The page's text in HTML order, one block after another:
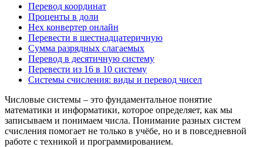
Перевод координат
Проценты в доли
Hex конвертер онлайн
Перевести в шестнадцатеричную
Сумма разрядных слагаемых
Перевод в десятичную систему
Перевести из 16 в 10 систему
Системы счисления: виды и перевод чисел
Числовые системы – это фундаментальное понятие
математики и информатики, которое определяет, как мы
записываем и понимаем числа. Понимание разных систем
счисления помогает не только в учёбе, но и в повседневной
работе с техникой и программированием.